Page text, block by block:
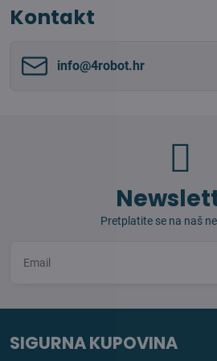
Kontakt
info​@4robot​.hr
Pretplatite se na naš
SIGURNA KUPOVINA